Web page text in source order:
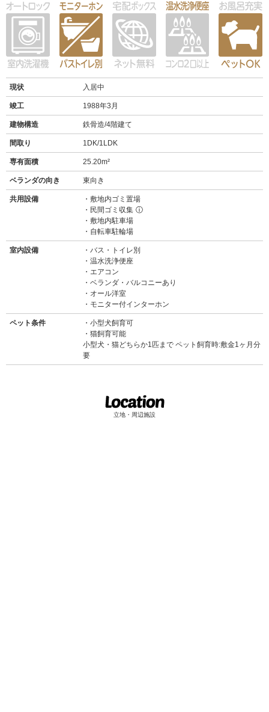
現状 入居中
竣工 1988年3月
建物構造 鉄骨造/4階建て
間取り 1DK/1LDK
専有面積 25.20m²
ベランダの向き 東向き
共用設備
敷地内ゴミ置場
民間ゴミ収集 ⓘ
敷地内駐車場
自転車駐輪場
室内設備
バス・トイレ別
温水洗浄便座
エアコン
ベランダ・バルコニーあり
オール洋室
モニター付インターホン
ペット条件
小型犬飼育可
猫飼育可能
小型犬・猫どちらか1匹まで ペット飼育時:敷金1ヶ月分
要
立地・周辺施設